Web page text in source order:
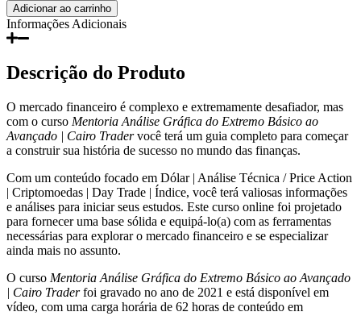
Mentoria
Análise
Gráfica
Extremo
Básico
Avançado
|
Cairo
Trader
Adicionar ao carrinho
Informações Adicionais
Descrição do Produto
O mercado financeiro é complexo e extremamente desafiador, mas
com o curso Mentoria Análise Gráfica do Extremo Básico ao
Avançado | Cairo Tradervocê terá um guia completo para começar
a construir sua história de sucesso no mundo das finanças.
Com um conteúdo focado em Dólar | Análise Técnica / Price Action
| Criptomoedas | Day Trade | Índice, você terá valiosas informações
e análises para iniciar seus estudos. Este curso online foi projetado
para fornecer uma base sólida e equipá-lo(a) com as ferramentas
necessárias para explorar o mercado financeiro e se especializar
ainda mais no assunto.
O curso Mentoria Análise Gráfica do Extremo Básico ao Avançado
| Cairo Traderfoi gravado no ano de 2021 e está disponível em
vídeo, com uma carga horária de 62 horas de conteúdo em